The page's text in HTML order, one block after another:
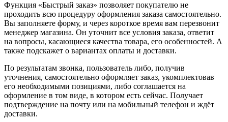
Функция «Быстрый заказ» позволяет покупателю не
проходить всю процедуру оформления заказа самостоятельно.
Вы заполняете форму, и через короткое время вам перезвонит
менеджер магазина. Он уточнит все условия заказа, ответит
на вопросы, касающиеся качества товара, его особенностей. А
также подскажет о вариантах оплаты и доставки.
По результатам звонка, пользователь либо, получив
уточнения, самостоятельно оформляет заказ, укомплектовав
его необходимыми позициями, либо соглашается на
оформление в том виде, в котором есть сейчас. Получает
подтверждение на почту или на мобильный телефон и ждёт
доставки.